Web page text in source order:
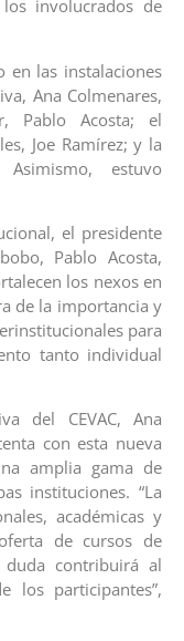
involucrados de
en las instalaciones
Ana Colmenares,
Pablo Acosta; el
Joe Ramírez; y la
estuvo
el presidente
Pablo Acosta,
los nexos en
de la importancia y
para
tanto individual
del CEVAC, Ana
con esta nueva
amplia gama de
instituciones. “La
académicas y
de cursos de
contribuirá al
los participantes”,